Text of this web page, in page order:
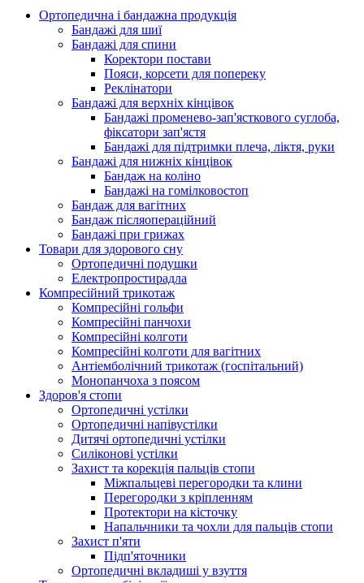
Ортопедична і бандажна продукція
Бандажі для шиї
Бандажі для спини
Коректори постави
Пояси, корсети для попереку
Реклінатори
Бандажі для верхніх кінцівок
Бандажі променево-зап'ясткового суглоба,
фіксатори зап'ястя
Бандажі для підтримки плеча, ліктя, руки
Бандажі для нижніх кінцівок
Бандаж на коліно
Бандажі на гомілковостоп
Бандаж для вагітних
Бандаж післяопераційний
Бандажі при грижах
Товари для здорового сну
Ортопедичні подушки
Електропростирадла
Компресійний трикотаж
Компресійні гольфи
Компресійні панчохи
Компресійні колготи
Компресійні колготи для вагітних
Антіемболічний трикотаж (госпітальний)
Монопанчоха з поясом
Здоров'я стопи
Ортопедичні устілки
Ортопедичні напівустілки
Дитячі ортопедичні устілки
Силіконові устілки
Захист та корекція пальців стопи
Міжпальцеві перегородки та клини
Перегородки з кріпленням
Протектори на кісточку
Напальчники та чохли для пальців стопи
Захист п'яти
Підп'яточники
Ортопедичні вкладиші у взуття